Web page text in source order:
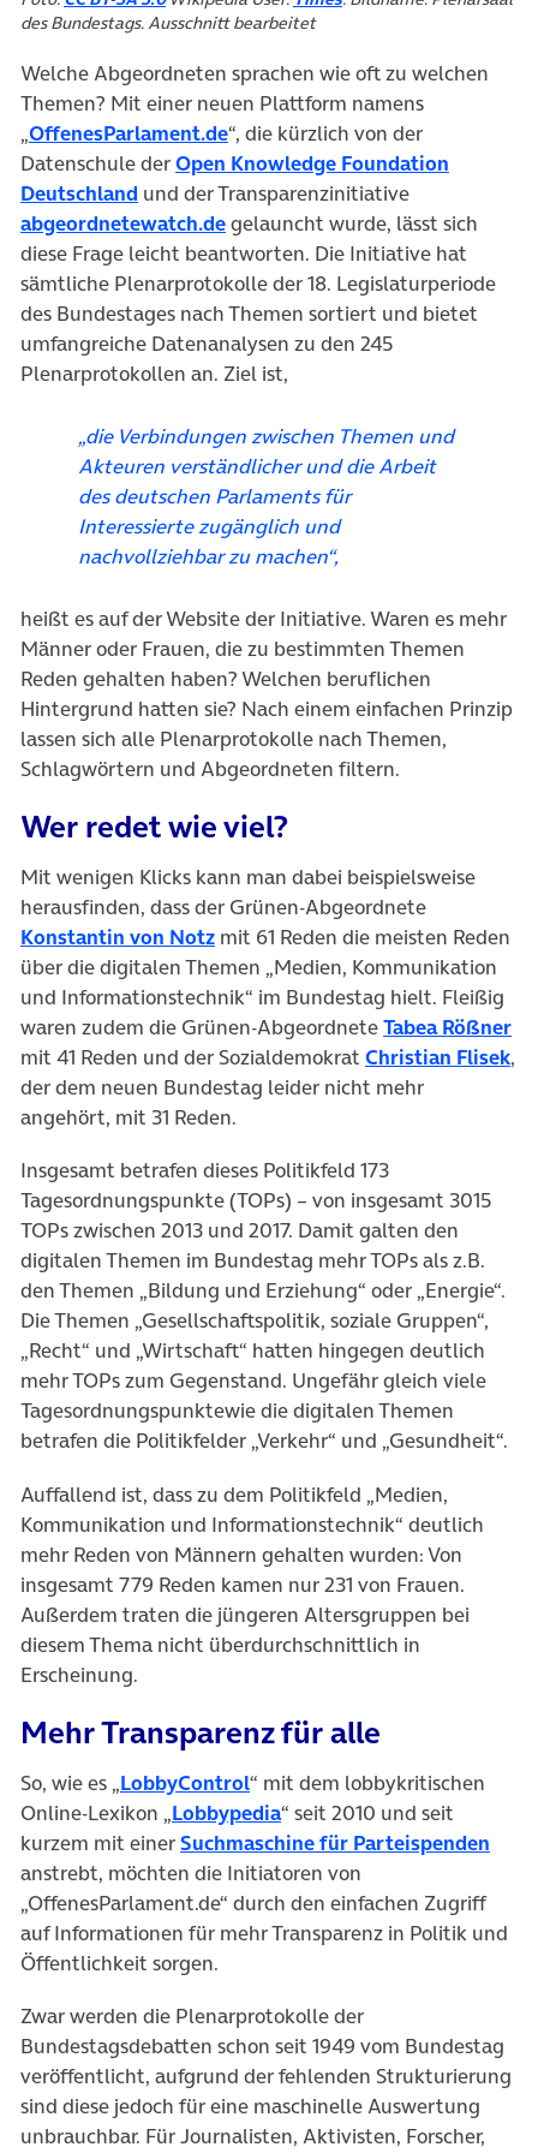
des Bundestags. Ausschnitt bearbeitet
Welche Abgeordneten sprachen wie oft zu welchen
Themen? Mit einer neuen Plattform namens
„OffenesParlament.de(öffnet in neuem Tab)
“, die kürzlich von der
Datenschule derOpen Knowledge Foundation
Deutschland (öffnet in neuem Tab)
und der Transparenzinitiative
abgeordnetewatch.de(öffnet in neuem Tab)
gelauncht wurde, lässt sich
diese Frage leicht beantworten. Die Initiative hat
sämtliche Plenarprotokolle der 18. Legislaturperiode
des Bundestages nach Themen sortiert und bietet
umfangreiche Datenanalysen zu den 245
Plenarprotokollen an. Ziel ist,
„die Verbindungen zwischen Themen und
Akteuren verständlicher und die Arbeit
des deutschen Parlaments für
Interessierte zugänglich und
nachvollziehbar zu machen“,
heißt es auf der Website der Initiative. Waren es mehr
Männer oder Frauen, die zu bestimmten Themen
Reden gehalten haben? Welchen beruflichen
Hintergrund hatten sie? Nach einem einfachen Prinzip
lassen sich alle Plenarprotokolle nach Themen,
Schlagwörtern und Abgeordneten filtern.
Wer redet wie viel?
Mit wenigen Klicks kann man dabei beispielsweise
herausfinden, dass der Grünen-Abgeordnete
Konstantin von Notz(öffnet in neuem Tab)
mit 61 Reden die meisten Reden
über die digitalen Themen „Medien, Kommunikation
und Informationstechnik“ im Bundestag hielt. Fleißig
waren zudem die Grünen-AbgeordneteTabea Rößner
mit 41 Reden und der Sozialdemokrat Christian Flisek,
der dem neuen Bundestag leider nicht mehr
angehört, mit 31 Reden.
Insgesamt betrafen dieses Politikfeld 173
Tagesordnungspunkte (TOPs) – von insgesamt 3015
TOPs zwischen 2013 und 2017. Damit galten den
digitalen Themen im Bundestag mehr TOPs als z.B.
den Themen „Bildung und Erziehung“ oder „Energie“.
Die Themen „Gesellschaftspolitik, soziale Gruppen“,
„Recht“ und „Wirtschaft“ hatten hingegen deutlich
mehr TOPs zum Gegenstand. Ungefähr gleich viele
Tagesordnungspunktewie die digitalen Themen
betrafen die Politikfelder „Verkehr“ und „Gesundheit“.
Auffallend ist, dass zu dem Politikfeld „Medien,
Kommunikation und Informationstechnik“ deutlich
mehr Reden von Männern gehalten wurden: Von
insgesamt 779 Reden kamen nur 231 von Frauen.
Außerdem traten die jüngeren Altersgruppen bei
diesem Thema nicht überdurchschnittlich in
Erscheinung.
Mehr Transparenz für alle
So, wie es „LobbyControl(öffnet in neuem Tab)
“ mit dem lobbykritischen
Online-Lexikon „Lobbypedia(öffnet in neuem Tab)
“ seit 2010 und seit
kurzem mit einerSuchmaschine für Parteispenden
anstrebt, möchten die Initiatoren von
„OffenesParlament.de“ durch den einfachen Zugriff
auf Informationen für mehr Transparenz in Politik und
Öffentlichkeit sorgen.
Zwar werden die Plenarprotokolle der
Bundestagsdebatten schon seit 1949 vom Bundestag
veröffentlicht, aufgrund der fehlenden Strukturierung
sind diese jedoch für eine maschinelle Auswertung
unbrauchbar. Für Journalisten, Aktivisten, Forscher,